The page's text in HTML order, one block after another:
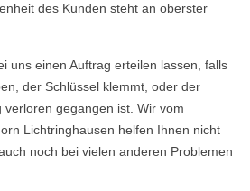
des Kunden steht an oberster
uns einen Auftrag erteilen lassen, falls
der Schlüssel klemmt, oder der
verloren gegangen ist. Wir vom
Lichtringhausen helfen Ihnen nicht
noch bei vielen anderen Problemen